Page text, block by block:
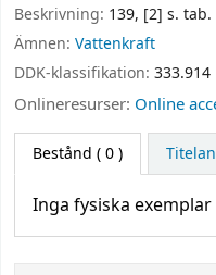
Beskrivning: 139, [2] s.
Ämnen: Vattenkraft
DDK-klassifikation: 333.914
Onlineresurser: Online
Bestånd ( 0 )
Inga fysiska